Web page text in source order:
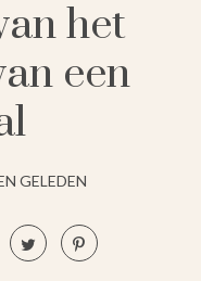
het
een
GELEDEN